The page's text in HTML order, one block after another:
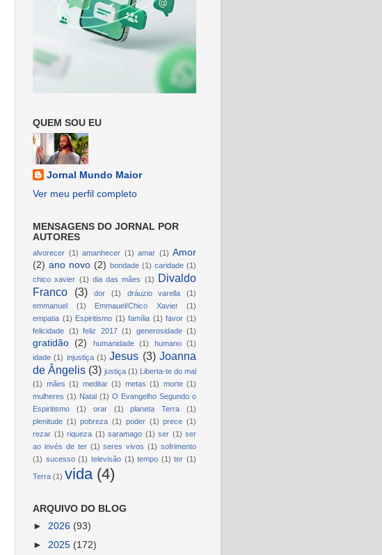
QUEM SOU EU
Jornal Mundo Maior
Ver meu perfil completo
MENSAGENS DO JORNAL POR
AUTORES
alvorecer (1) amanhecer (1) amar (1) Amor
(2) ano novo (2) bondade (1) caridade (1)
chico xavier (1) dia das mães (1) Divaldo
Franco
(3) dor (1) dráuzio varella
(1)
emmanuel
(1) Emmauel/Chico Xavier
(1)
empatia (1) Espiritismo (1) família (1) favor (1)
felicidade (1) feliz 2017 (1) generosidade (1)
gratidão (2) humanidade (1) humano
(1)
idade (1) injustiça (1) Jesus (3) Joanna
de Ângelis (3) justiça (1)
Liberta-te do mal
(1) mães (1) meditar (1) metas (1) morte (1)
mulheres (1) Natal (1) O Evangelho Segundo o
Espiritismo
(1) orar (1) planeta Terra
(1)
plenitude (1) pobreza (1) poder (1) prece (1)
rezar (1) riqueza (1) saramago (1) ser (1) ser
ao invés de ter (1) seres vivos (1) sofrimento
(1) sucesso (1) televisão (1) tempo (1) ter (1)
Terra (1) vida (4)
ARQUIVO DO BLOG
► 2026 (93)
► 2025 (172)